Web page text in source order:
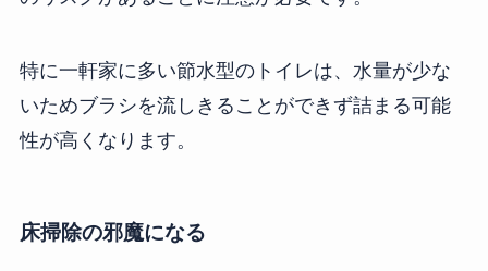
特に一軒家に多い節水型のトイレは、水量が少な
いためブラシを流しきることができず詰まる可能
性が高くなります。
床掃除の邪魔になる